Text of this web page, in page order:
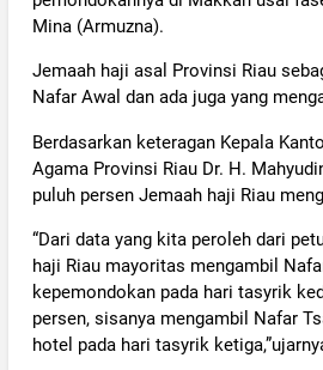
Mina (Armuzna).
Jemaah haji asal Provinsi Riau
Nafar Awal dan ada juga yang
Berdasarkan keteragan Kepala
Agama Provinsi Riau Dr. H.
puluh persen Jemaah haji Riau
“Dari data yang kita peroleh dari
haji Riau mayoritas mengambil
kepemondokan pada hari tasyrik
persen, sisanya mengambil Nafar
hotel pada hari tasyrik